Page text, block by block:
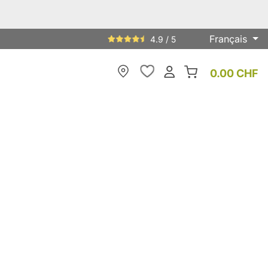
4.9 / 5 Français
0.00 CHF